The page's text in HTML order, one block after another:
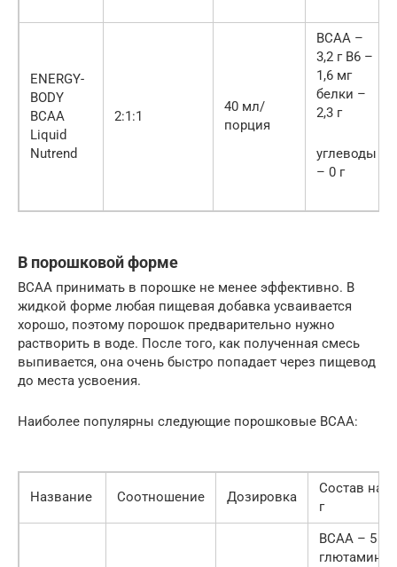
ENERGY-
BODY
BCAA
Liquid
Nutrend
2:1:1
40 мл/
порция
BCAA –
3,2 г B6 –
1,6 мг
белки –
2,3 г
углеводы
– 0 г
В порошковой форме
BCAA принимать в порошке не менее эффективно. В
жидкой форме любая пищевая добавка усваивается
хорошо, поэтому порошок предварительно нужно
растворить в воде. После того, как полученная смесь
выпивается, она очень быстро попадает через пищевод
до места усвоения.
Наиболее популярны следующие порошковые BCAA:
Название Соотношение Дозировка
Состав на
г
BCAA – 5 г
глютамин –